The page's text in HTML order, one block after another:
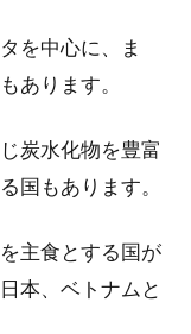
あります。人気ラー
響とは？代用は
べたい！と感じる方は
か？しかし、糖分は逆
を中心に、ま
あります。
炭水化物を豊富
国もあります。
主食とする国が
本、ベトナムと